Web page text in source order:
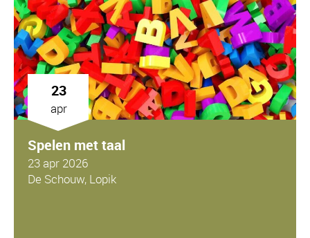
23
apr
Spelen met taal
23 apr 2026
De Schouw, Lopik